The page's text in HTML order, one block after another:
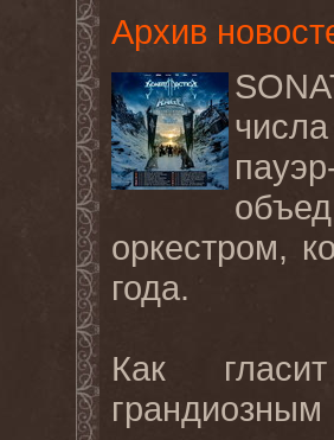
Архив
оркестром,
года.
Как